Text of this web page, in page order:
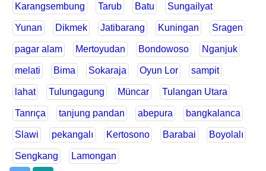
Karangsembung Tarub Batu Sungailyat
Yunan Dikmek Jatibarang Kuningan Sragen
pagar alam Mertoyudan Bondowoso Nganjuk
melati Bima Sokaraja Oyun Lor sampit
lahat Tulungagung Müncar Tulangan Utara
Tanrıça tanjung pandan abepura bangkalanca
Slawi pekangalı Kertosono Barabai Boyolalı
Sengkang Lamongan